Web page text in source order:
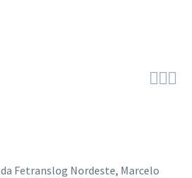

Fetranslog Nordeste, Marcelo